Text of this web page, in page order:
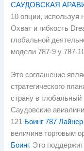
САУДОВСКАЯ
10 опции,
Охват и гибкость
глобальной
модели 787-9 у 787-
Это соглашение
стратегического
страну в
Саудовские
121 Боинг 787
величине торговым
Боинг. Это